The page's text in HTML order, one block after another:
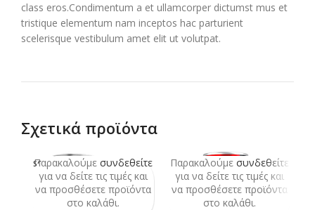
class eros.Condimentum a et ullamcorper dictumst mus et
tristique elementum nam inceptos hac parturient
scelerisque vestibulum amet elit ut volutpat.
Σχετικά προϊόντα
SOLD
OUT
Παρακαλούμε συνδεθείτε
για να δείτε τις τιμές και
να προσθέσετε προϊόντα
στο καλάθι.
Παρακαλούμε συνδεθείτε
για να δείτε τις τιμές και
να προσθέσετε προϊόντα
στο καλάθι.